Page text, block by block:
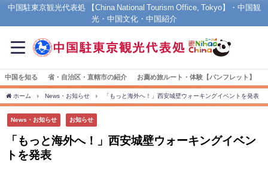
中国駐東京観光代表処 【China National Tourism Office, Tokyo】・中国観
光・中国文化・中国紹介
中国を知る 省・自治区・直轄市の紹介 お薦め旅ルート・体験【パンフレット】
ホーム News・お知らせ 「もっと海外へ！」西安城壁ウォーキングイベントを発表
News・お知らせ お知らせ
「もっと海外へ！」西安城壁ウォーキングイベン
トを発表